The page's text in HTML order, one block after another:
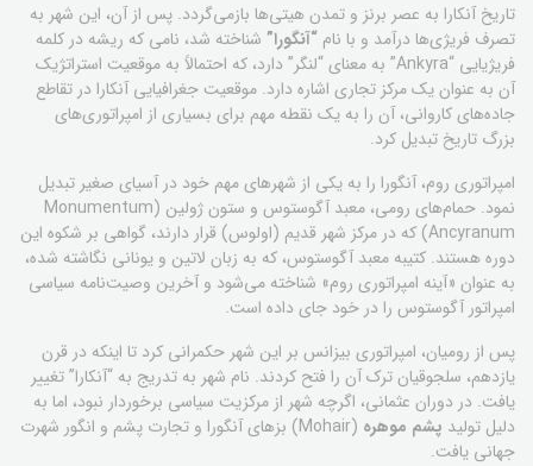
تاریخ آنکارا به عصر برنز و تمدن هیتی‌ها بازمی‌گردد. پس از آن، این شهر به
تصرف فریژی‌ها درآمد و با نام “آنگورا” شناخته شد، نامی که ریشه در کلمه
فریژیایی “Ankyra” به معنای “لنگر” دارد، که احتمالاً به موقعیت استراتژیک
آن به عنوان یک مرکز تجاری اشاره دارد. موقعیت جغرافیایی آنکارا در تقاطع
جاده‌های کاروانی، آن را به یک نقطه مهم برای بسیاری از امپراتوری‌های
بزرگ تاریخ تبدیل کرد.
امپراتوری روم، آنگورا را به یکی از شهرهای مهم خود در آسیای صغیر تبدیل
نمود. حمام‌های رومی، معبد آگوستوس و ستون ژولین (Monumentum
Ancyranum) که در مرکز شهر قدیم (اولوس) قرار دارند، گواهی بر شکوه این
دوره هستند. کتیبه معبد آگوستوس، که به زبان لاتین و یونانی نگاشته شده،
به عنوان «آینه امپراتوری روم» شناخته می‌شود و آخرین وصیت‌نامه سیاسی
امپراتور آگوستوس را در خود جای داده است.
پس از رومیان، امپراتوری بیزانس بر این شهر حکمرانی کرد تا اینکه در قرن
یازدهم، سلجوقیان ترک آن را فتح کردند. نام شهر به تدریج به “آنکارا” تغییر
یافت. در دوران عثمانی، اگرچه شهر از مرکزیت سیاسی برخوردار نبود، اما به
دلیل تولید پشم موهره
(Mohair) بزهای آنگورا و تجارت پشم و انگور شهرت
جهانی یافت.